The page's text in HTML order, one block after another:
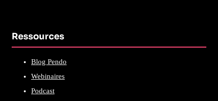
Ressources
Blog Pendo
Webinaires
Podcast